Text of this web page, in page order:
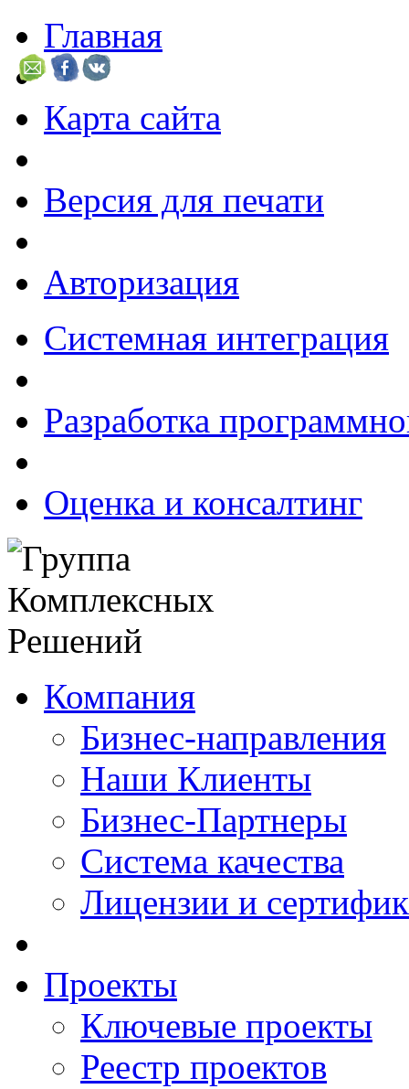
Главная
Карта сайта
Версия для печати
Авторизация
Системная интеграция
Разработка
Оценка и консалтинг
Компания
Бизнес-направления
Наши Клиенты
Бизнес-Партнеры
Система качества
Лицензии и
Проекты
Ключевые проекты
Реестр проектов